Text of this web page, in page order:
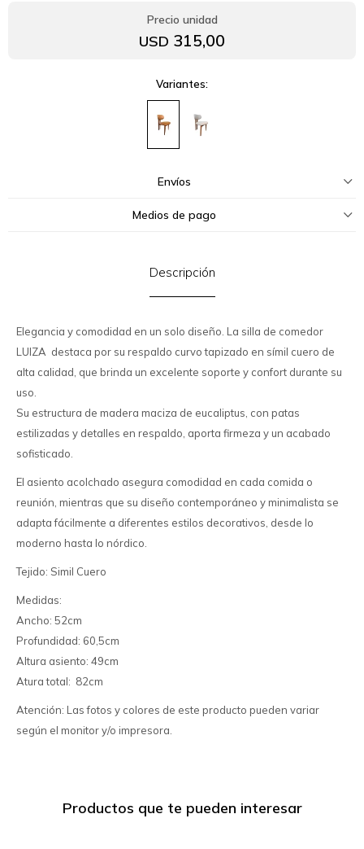
USD 315,00
Variantes:
Envíos
Medios de pago
Descripción
Elegancia y comodidad en un solo diseño. La silla de comedor
LUIZA destaca por su respaldo curvo tapizado en símil cuero de
alta calidad, que brinda un excelente soporte y confort durante su
uso.
Su estructura de madera maciza de eucaliptus, con patas
estilizadas y detalles en respaldo, aporta firmeza y un acabado
sofisticado.
El asiento acolchado asegura comodidad en cada comida o
reunión, mientras que su diseño contemporáneo y minimalista se
adapta fácilmente a diferentes estilos decorativos, desde lo
moderno hasta lo nórdico.
Tejido: Simil Cuero
Medidas:
Ancho: 52cm
Profundidad: 60,5cm
Altura asiento: 49cm
Atura total: 82cm
Atención: Las fotos y colores de este producto pueden variar
según el monitor y/o impresora.
Productos que te pueden interesar